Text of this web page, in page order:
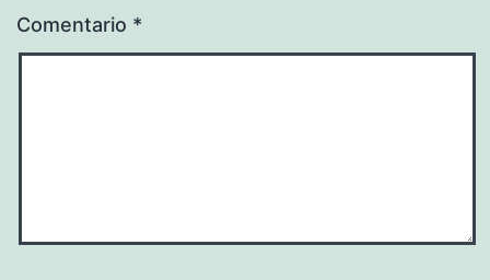
Comentario *